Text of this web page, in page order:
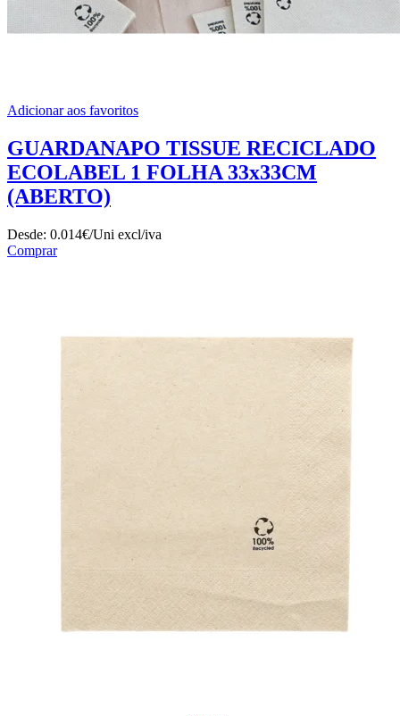
Adicionar aos favoritos
GUARDANAPO TISSUE RECICLADO
ECOLABEL 1 FOLHA 33x33CM
(ABERTO)
Desde: 0.014€/Uni excl/iva
Comprar